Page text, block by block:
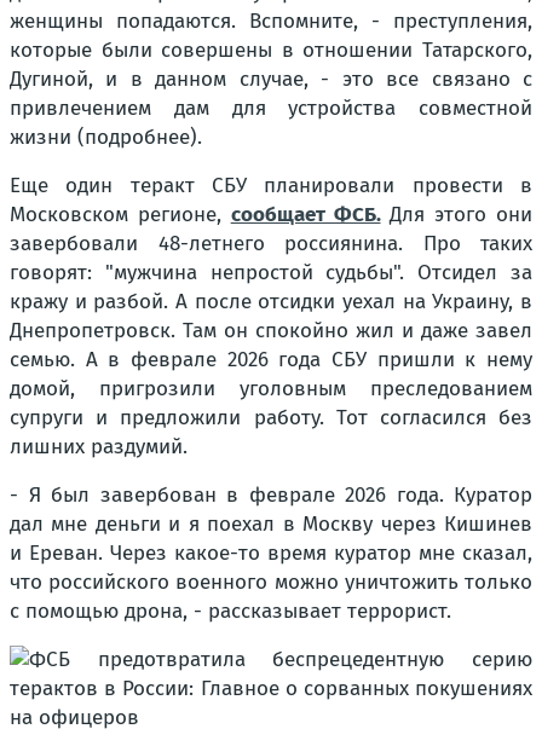
женщины попадаются. Вспомните, - преступления,
которые были совершены в отношении Татарского,
Дугиной, и в данном случае, - это все связано с
привлечением дам для устройства совместной
жизни (подробнее).
Еще один теракт СБУ планировали провести в
Московском регионе, сообщает ФСБ.Для этого они
завербовали 48-летнего россиянина. Про таких
говорят: "мужчина непростой судьбы". Отсидел за
кражу и разбой. А после отсидки уехал на Украину, в
Днепропетровск. Там он спокойно жил и даже завел
семью. А в феврале 2026 года СБУ пришли к нему
домой, пригрозили уголовным преследованием
супруги и предложили работу. Тот согласился без
лишних раздумий.
- Я был завербован в феврале 2026 года. Куратор
дал мне деньги и я поехал в Москву через Кишинев
и Ереван. Через какое-то время куратор мне сказал,
что российского военного можно уничтожить только
с помощью дрона, - рассказывает террорист.